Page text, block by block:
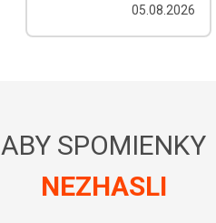
05.08.2026
ABY SPOMIENKY
NEZHASLI